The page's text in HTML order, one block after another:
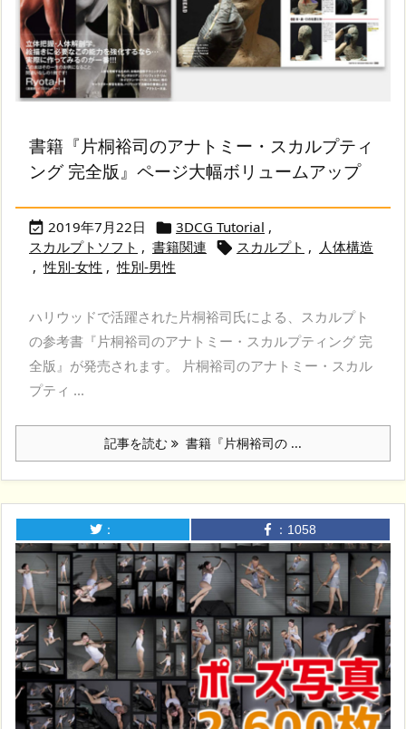
書籍『片桐裕司のアナトミー・スカルプティ
ング 完全版』ページ大幅ボリュームアップ
 2019年7月22日  3DCG Tutorial ,
スカルプトソフト , 書籍関連  スカルプト , 人体構造
, 性別-女性 , 性別-男性
ハリウッドで活躍された片桐裕司氏による、スカルプト
の参考書『片桐裕司のアナトミー・スカルプティング 完
全版』が発売されます。 片桐裕司のアナトミー・スカル
プティ ...
記事を読む 書籍『片桐裕司の ...
： ： 1058